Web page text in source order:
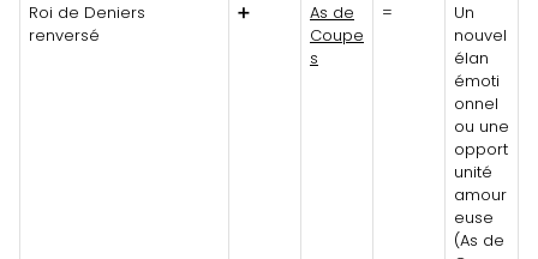
Roi de Deniers
renversé
➕
As de
Coupe
s
=
Un
nouvel
élan
émoti
onnel
ou une
opport
unité
amour
euse
(As de